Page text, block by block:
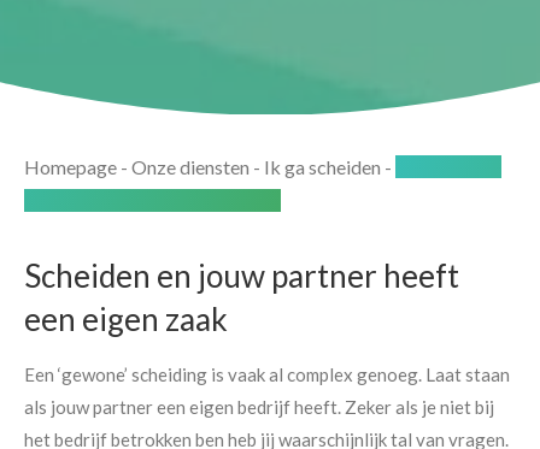
Homepage - Onze diensten - Ik ga scheiden -
Scheiden en jouw partner heeft
een eigen zaak
Een ‘gewone’ scheiding is vaak al complex genoeg. Laat staan
als jouw partner een eigen bedrijf heeft. Zeker als je niet bij
het bedrijf betrokken ben heb jij waarschijnlijk tal van vragen.